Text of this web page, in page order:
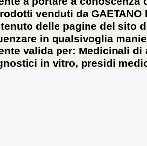
venduti da GAETANO
delle pagine del sito
in qualsivoglia
valida per: Medicinali
in vitro, presidi